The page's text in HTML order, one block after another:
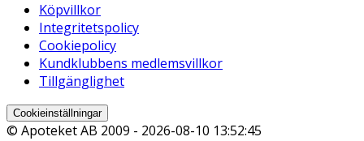
Köpvillkor
Integritetspolicy
Cookiepolicy
Kundklubbens medlemsvillkor
Tillgänglighet
Cookieinställningar
© Apoteket AB 2009 - 2026-08-10 13:52:45